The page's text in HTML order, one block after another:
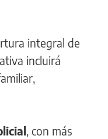
integral de
incluirá
, con más